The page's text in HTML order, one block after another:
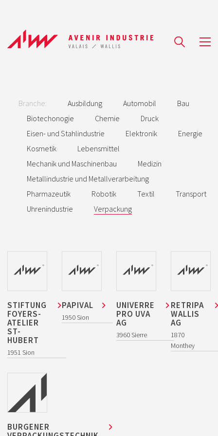
Branche: Ausbildung Automobil
Bau
Biotechonogie
Chemie
Druck
Eisen- und Stahlindustrie
Elektronik
Energie
Kosmetik
Lebensmittel
Mechanik und Maschinenbau
Medizin
Metallindustrie und Metallverarbeitung
Pharmazeutik
Robotik Textil
Transport
Uhrenindustrie
Verpackung
STIFTUNG
FOYERS-
ATELIER
ST-
HUBERT
1951 Sion
PAPIVAL
1950 Sion
UNIVERRE
PRO UVA
AG
3960 Sierre
RETRIPA
WALLIS
AG
1870
Monthey
BURGENER
CH – 1950 SION
079 324 06 03
NEWSLETTER ABONNIEREN